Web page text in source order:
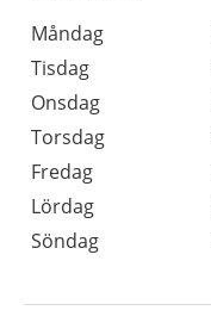
Måndag
Tisdag
Onsdag
Torsdag
Fredag
Lördag
Söndag